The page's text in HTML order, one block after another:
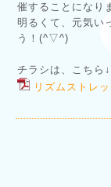
催することになり
明るくて、元気い
う！(^▽^)
チラシは、こちら
リズムストレ